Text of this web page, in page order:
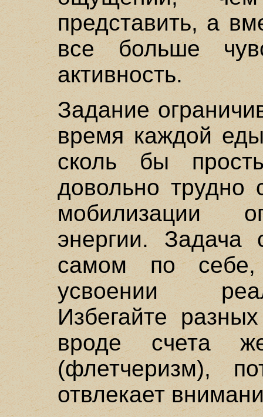
представить, а
все больше
активность.
Задание
время каждой
сколь бы
довольно трудно
мобилизации
энергии. Задача
самом по
усвоении
Избегайте
вроде счета
(флетчеризм),
отвлекает